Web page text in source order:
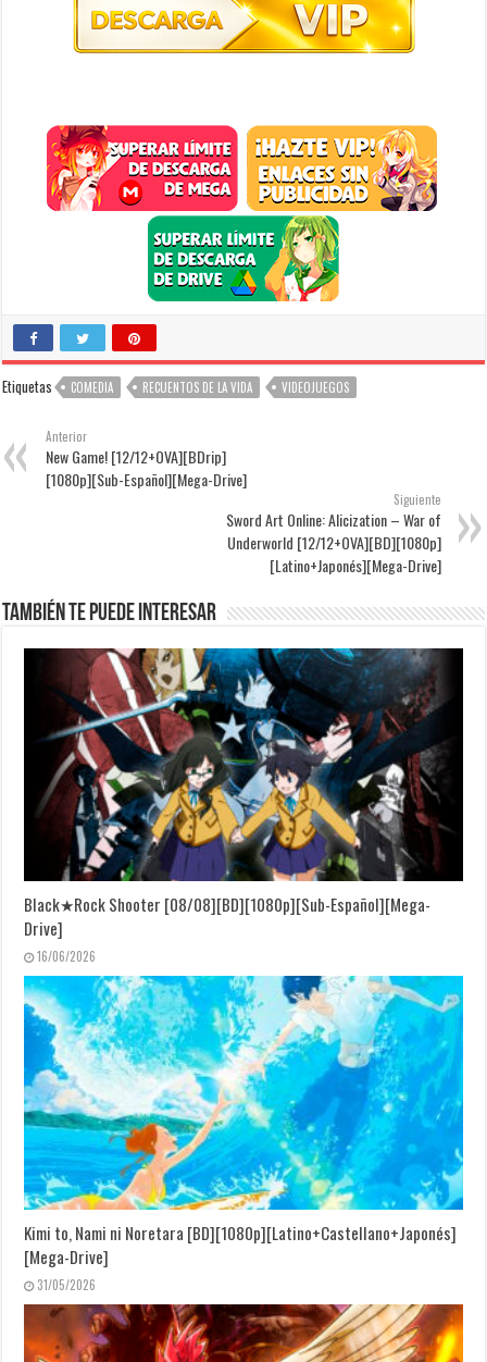
Etiquetas COMEDIA RECUENTOS DE LA VIDA VIDEOJUEGOS
Anterior
New Game! [12/12+OVA][BDrip]
[1080p][Sub-Español][Mega-Drive]
Siguiente
Sword Art Online: Alicization – War of
Underworld [12/12+OVA][BD][1080p]
[Latino+Japonés][Mega-Drive]
También te puede interesar
Black★Rock Shooter [08/08][BD][1080p][Sub-Español][Mega-
Drive]
16/06/2026
Kimi to, Nami ni Noretara [BD][1080p][Latino+Castellano+Japonés]
[Mega-Drive]
31/05/2026